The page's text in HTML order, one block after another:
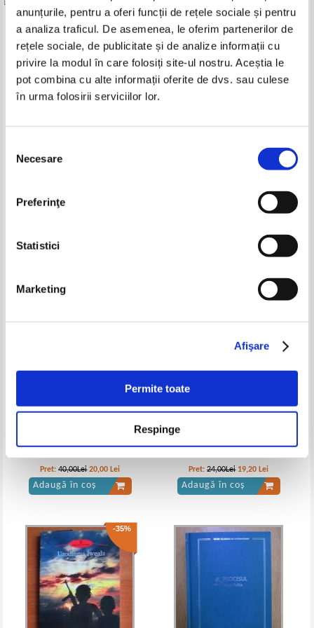
anunțurile, pentru a oferi funcții de rețele sociale și pentru
a analiza traficul. De asemenea, le oferim partenerilor de
rețele sociale, de publicitate și de analize informații cu
privire la modul în care folosiți site-ul nostru. Aceștia le
pot combina cu alte informații oferite de dvs. sau culese
în urma folosirii serviciilor lor.
consimțământului
Necesare
Preferinţe
Statistici
Marketing
Afişare
Permite toate
Respinge
Pret:
Adaugă în coș Adaugă în coș
Francis Scott Fitzgerald - Marele
Gatsby
-20%
Produse din aceeasi categorie
Rick Yancey - Al 5-lea val
Adaugă în coș
Michael Crichton - Jurasic Parc
Pret:40,00Lei 20,00 Lei
Adaugă în coș
-20%
Pret:24,00Lei 19,20 Lei
Adaugă în coș
-35%